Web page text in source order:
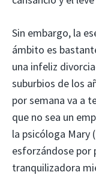
Sin embargo, la
ámbito es
una infeliz
suburbios de los
por semana va a
que no sea un
la psicóloga Mary
esforzándose por
tranquilizadora